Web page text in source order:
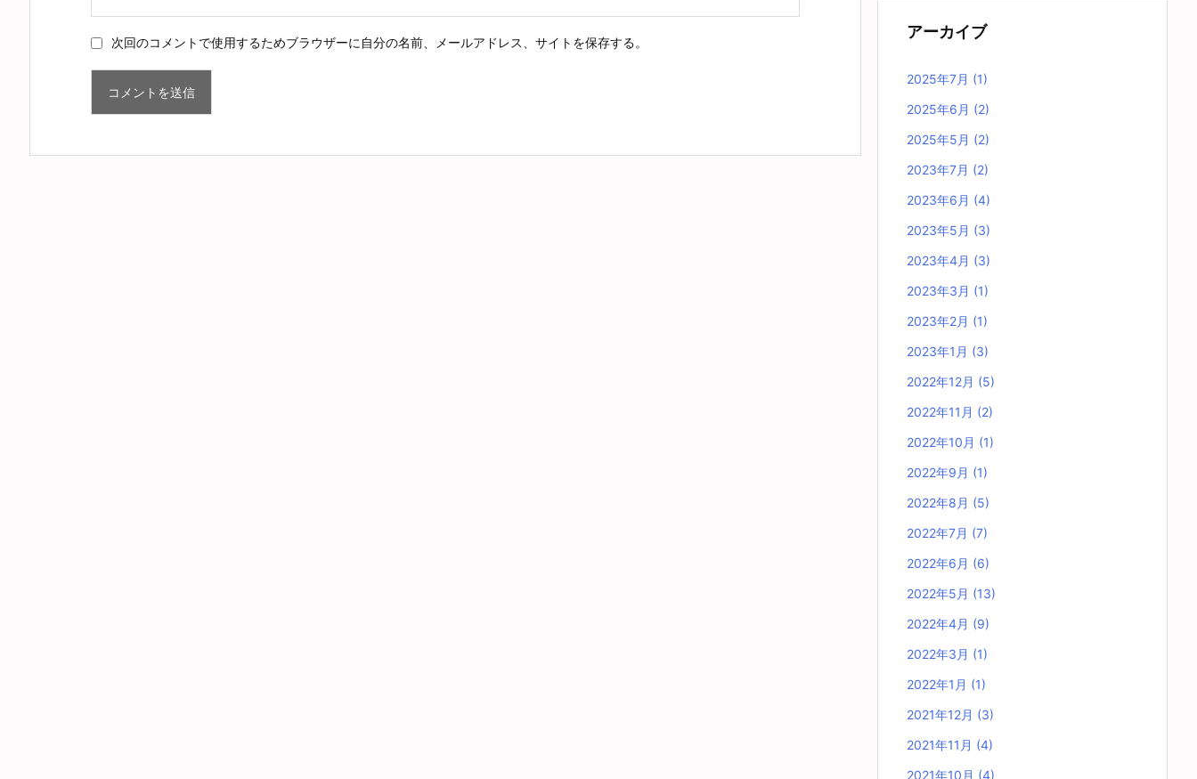
次回のコメントで使用するためブラウザーに自分の名前、メールアドレス、サイトを保存する。
アーカイブ
2025年7月 (1)
2025年6月 (2)
2025年5月 (2)
2023年7月 (2)
2023年6月 (4)
2023年5月 (3)
2023年4月 (3)
2023年3月 (1)
2023年2月 (1)
2023年1月 (3)
2022年12月 (5)
2022年11月 (2)
2022年10月 (1)
2022年9月 (1)
2022年8月 (5)
2022年7月 (7)
2022年6月 (6)
2022年5月 (13)
2022年4月 (9)
2022年3月 (1)
2022年1月 (1)
2021年12月 (3)
2021年11月 (4)
2021年10月 (4)